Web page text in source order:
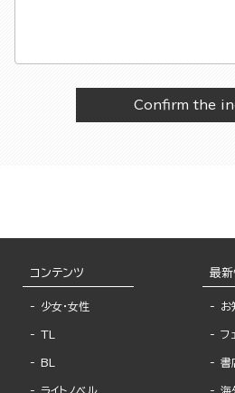
Confirm the
コンテンツ
少女・女性
TL
BL
ライトノベル
最
お
フ
書
海